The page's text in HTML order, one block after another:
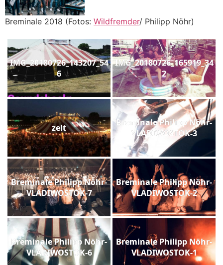
Breminale 2018 (Fotos: Wildfremder/ Philipp Nöhr)
IMG_20180726_143207_54
6
IMG_20180726_165919_34
2
zelt
Breminale Philipp Nöhr-
VLADIWOSTOK-3
Breminale Philipp Nöhr-
VLADIWOSTOK-7
Breminale Philipp Nöhr-
VLADIWOSTOK-2
Breminale Philipp Nöhr-
VLADIWOSTOK-6
Breminale Philipp Nöhr-
VLADIWOSTOK-1